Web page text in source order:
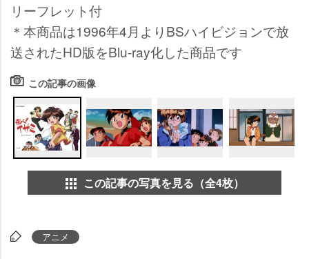
リーフレット付
＊本商品は1996年4月よりBSハイビジョンで放
送されたHD版をBlu-ray化した商品です
この記事の画像
この記事の写真を見る（全4枚）
アニメ